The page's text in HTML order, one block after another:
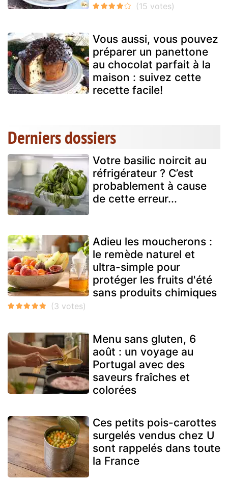
Vous aussi, vous pouvez
préparer un panettone
au chocolat parfait à la
maison : suivez cette
recette facile!
Derniers dossiers
Votre basilic noircit au
réfrigérateur ? C’est
probablement à cause
de cette erreur...
Adieu les moucherons :
le remède naturel et
ultra-simple pour
protéger les fruits d'été
sans produits chimiques
Menu sans gluten, 6
août : un voyage au
Portugal avec des
saveurs fraîches et
colorées
Ces petits pois-carottes
surgelés vendus chez U
sont rappelés dans toute
la France